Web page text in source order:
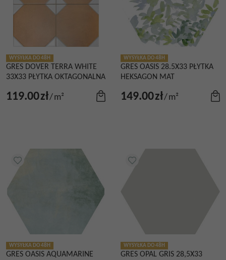
WYSYŁKA DO 48H
GRES DOVER TERRA WHITE
33X33 PŁYTKA OKTAGONALNA
119.00zł/m²
WYSYŁKA DO 48H
GRES OASIS 28.5X33 PŁYTKA
HEKSAGON MAT
149.00zł/m²
WYSYŁKA DO 48H
GRES OASIS AQUAMARINE
WYSYŁKA DO 48H
GRES OPAL GRIS 28,5X33